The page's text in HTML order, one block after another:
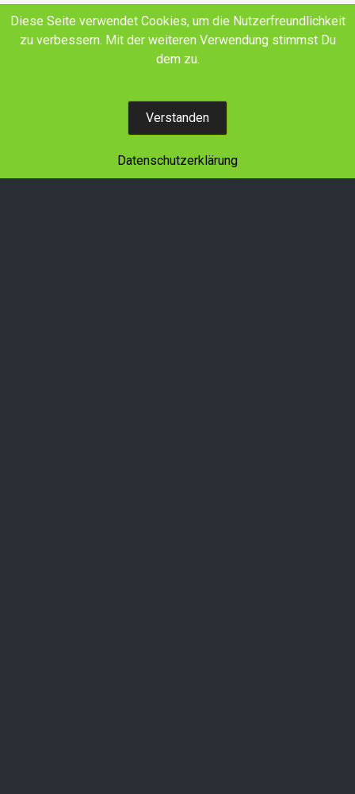
E-Mail Facebook YouTube
Land schafft Verbindung SH+HH e.V.
Diese Seite verwendet Cookies, um die Nutzerfreundlichkeit
zu verbessern. Mit der weiteren Verwendung stimmst Du
dem zu.
Verstanden
Datenschutzerklärung